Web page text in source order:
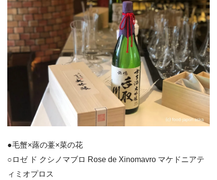
●毛蟹×蕗の薹×菜の花
○ロゼ ド クシノマブロ Rose de Xinomavro マケドニアテ
ィミオプロス